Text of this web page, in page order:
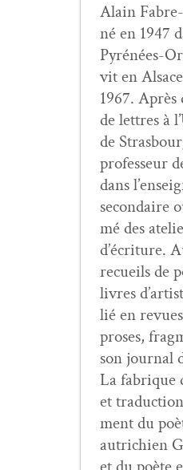
Alain
né en 1947
Pyrénées-
vit en
1967. Après
de let­tres à
de
pro­fesseur
dans
sec­ondaire
mé des
d’écriture.
recueils de
livres
lié en
pros­es,
son jour­nal
La fab­rique
et
ment du
autrichien